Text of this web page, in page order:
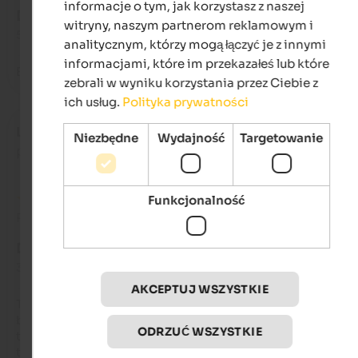
DOSKONAŁY
5 na 5 gwiazdek
Been there for years and can only recommend it.
- czerwiec 2025
podróżował jako młoda para
DOBRY
The rooms are showing their age, the bed has a bad
bathroom has been renovated. Unfortunately there is no
the room, which makes it very unpleasant at night when you
thirsty. The breakfast rolls were not exactly fresh and dry.
informacje o tym, jak korzystasz z naszej
witryny, naszym partnerom reklamowym i
analitycznym, którzy mogą łączyć je z innymi
informacjami, które im przekazałeś lub które
zebrali w wyniku korzystania przez Ciebie z
ich usług. Polityka prywatności
Niezbędne Wydajność Targetowanie
Funkcjonalność
AKCEPTUJ WSZYSTKIE
ODRZUĆ WSZYSTKIE